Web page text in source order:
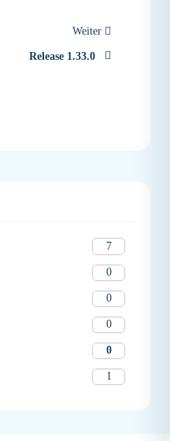
7
0
0
0
0
1
Weiter
Release 1.33.0